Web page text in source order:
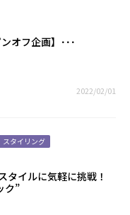
オフ企画】･･･
2022/02/01
スタイリング
タイルに気軽に挑戦！
ク”